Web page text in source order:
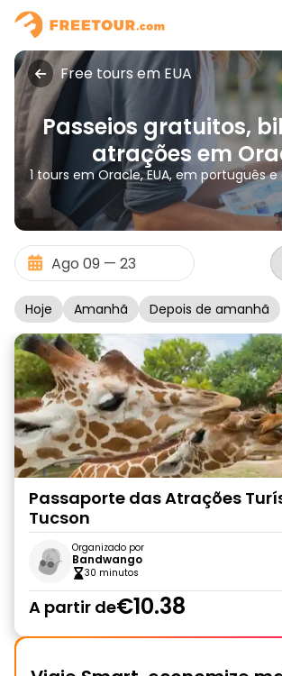
Free tours em EUA
Passeios gratuitos,
atrações em
1 tours em Oracle, EUA, em português
Hoje Amanhã Depois de amanhã
Passaporte das Atrações
Tucson
Organizado por
Bandwango
30 minutos
A partir de€10.38